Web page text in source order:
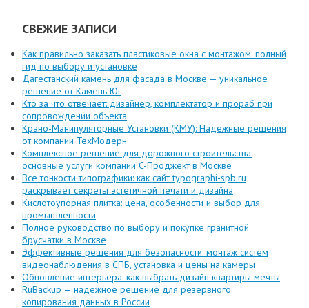
СВЕЖИЕ ЗАПИСИ
Как правильно заказать пластиковые окна с монтажом: полный
гид по выбору и установке
Дагестанский камень для фасада в Москве — уникальное
решение от Камень Юг
Кто за что отвечает: дизайнер, комплектатор и прораб при
сопровождении объекта
Крано-Манипуляторные Установки (КМУ): Надежные решения
от компании ТехМодерн
Комплексное решение для дорожного строительства:
основные услуги компании C-Проджект в Москве
Все тонкости типографики: как сайт typographi-spb.ru
раскрывает секреты эстетичной печати и дизайна
Кислотоупорная плитка: цена, особенности и выбор для
промышленности
Полное руководство по выбору и покупке гранитной
брусчатки в Москве
Эффективные решения для безопасности: монтаж систем
видеонаблюдения в СПБ, установка и цены на камеры
Обновление интерьера: как выбрать дизайн квартиры мечты
RuBackup — надежное решение для резервного
копирования данных в России